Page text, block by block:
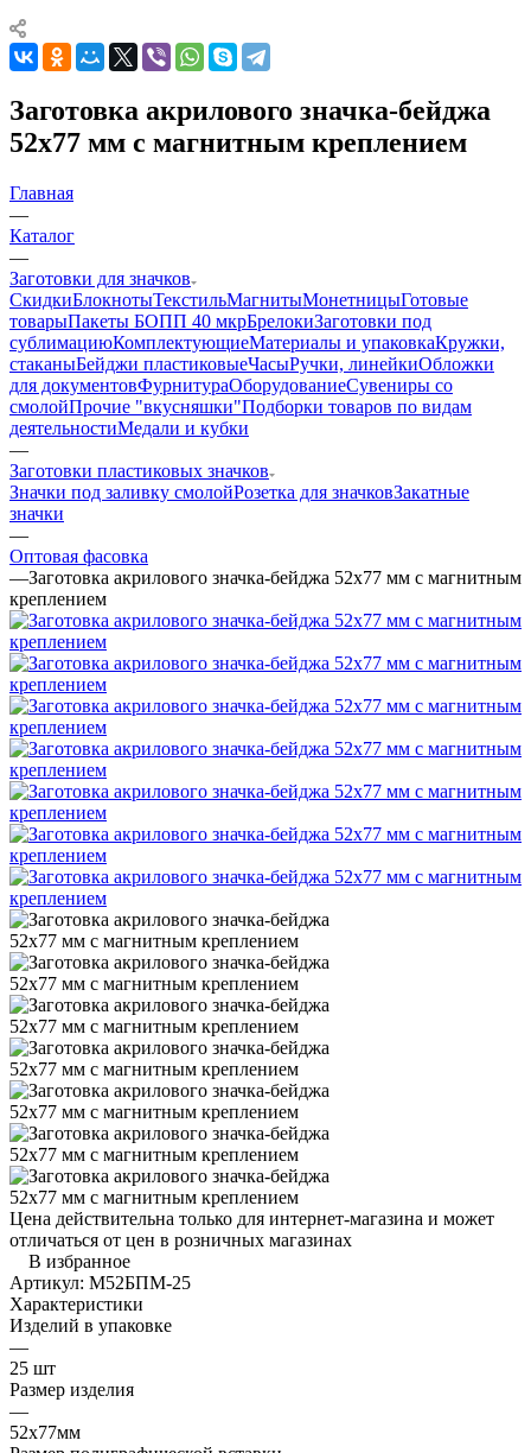
Заготовка акрилового значка-бейджа
52х77 мм с магнитным креплением
Главная
—
Каталог
—
Заготовки для значков
СкидкиБлокнотыТекстильМагнитыМонетницыГотовые
товарыПакеты БОПП 40 мкрБрелокиЗаготовки под
сублимациюКомплектующиеМатериалы и упаковкаКружки,
стаканыБейджи пластиковыеЧасыРучки, линейкиОбложки
для документовФурнитураОборудованиеСувениры со
смолойПрочие "вкусняшки"Подборки товаров по видам
деятельностиМедали и кубки
—
Заготовки пластиковых значков
Значки под заливку смолойРозетка для значковЗакатные
значки
—
Оптовая фасовка
—Заготовка акрилового значка-бейджа 52х77 мм с магнитным
креплением
Цена действительна только для интернет-магазина и может
отличаться от цен в розничных магазинах
В избранное
Артикул: М52БПМ-25
Характеристики
Изделий в упаковке
—
25 шт
Размер изделия
—
52х77мм